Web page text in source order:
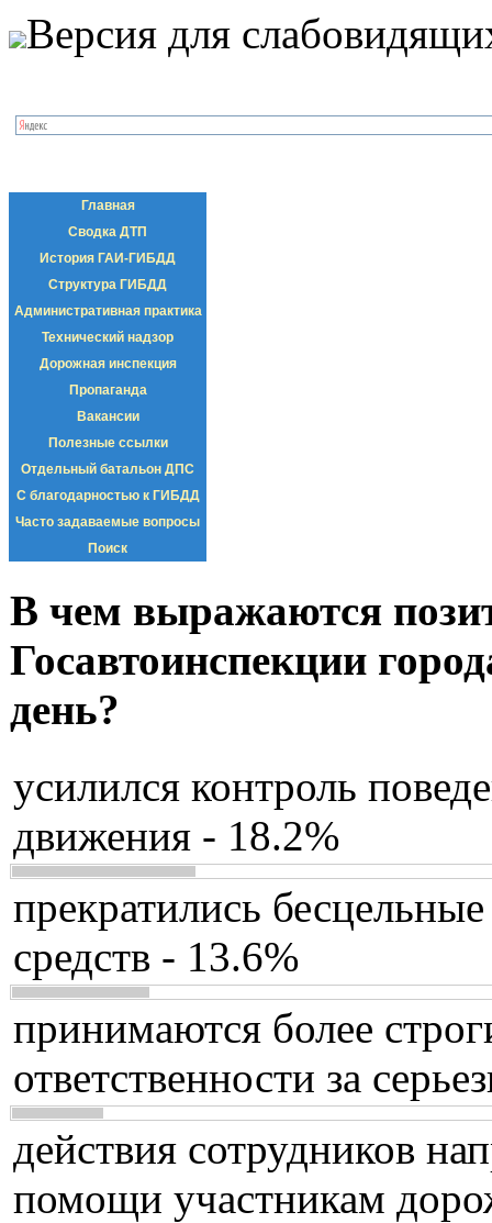
Версия для
Главная
Сводка ДТП
История ГАИ-ГИБДД
Структура ГИБДД
Административная практика
Технический надзор
Дорожная инспекция
Пропаганда
Вакансии
Полезные ссылки
Отдельный батальон ДПС
С благодарностью к ГИБДД
Часто задаваемые вопросы
Поиск
В чем выражаются
Госавтоинспекции
день?
усилился контроль
движения - 18.2%
прекратились
средств - 13.6%
принимаются более
ответственности за
действия сотрудников
помощи участникам